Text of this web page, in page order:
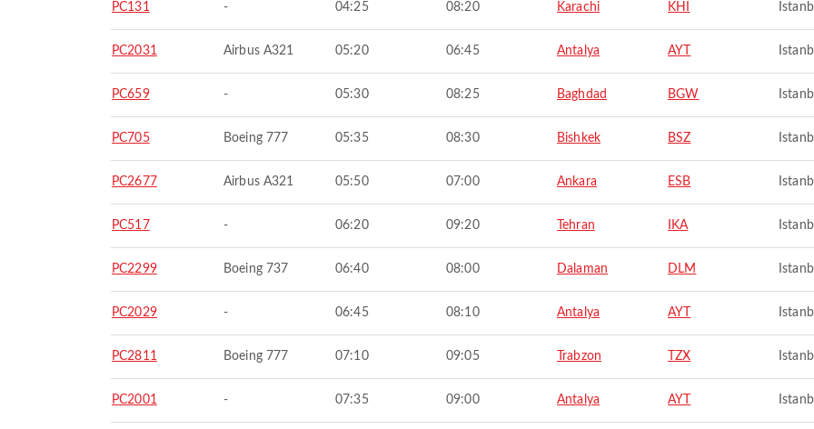
PC131 - 04:25 08:20 Karachi KHI
PC2031 Airbus A321 05:20 06:45 Antalya AYT
PC659 - 05:30 08:25 Baghdad BGW
PC705 Boeing 777 05:35 08:30 Bishkek BSZ
PC2677 Airbus A321 05:50 07:00 Ankara ESB
PC517 - 06:20 09:20 Tehran IKA
PC2299 Boeing 737 06:40 08:00 Dalaman DLM
PC2029 - 06:45 08:10 Antalya AYT
PC2811 Boeing 777 07:10 09:05 Trabzon TZX
PC2001 - 07:35 09:00 Antalya AYT